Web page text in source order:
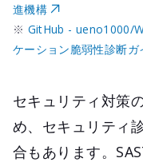
進機構
※ GitHub - ueno1000/
ケーション脆弱性診断ガ
セキュリティ対策
め、セキュリティ
合もあります。